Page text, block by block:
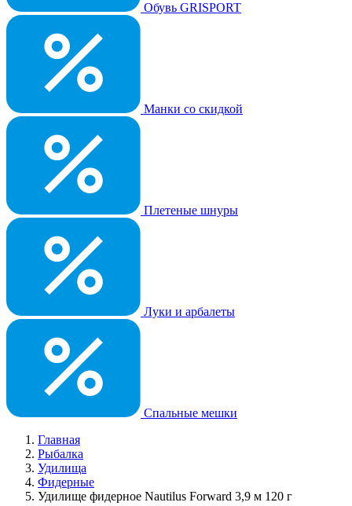
Обувь GRISPORT
Манки со скидкой
Плетеные шнуры
Луки и арбалеты
Спальные мешки
Главная
Рыбалка
Удилища
Фидерные
Удилище фидерное Nautilus Forward 3,9 м 120 г